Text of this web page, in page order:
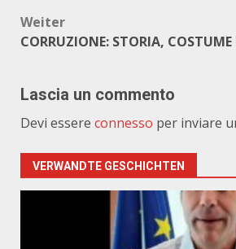
Weiter
CORRUZIONE: STORIA, COSTUME
Lascia un commento
Devi essere connesso per inviare
VERWANDTE GESCHICHTEN